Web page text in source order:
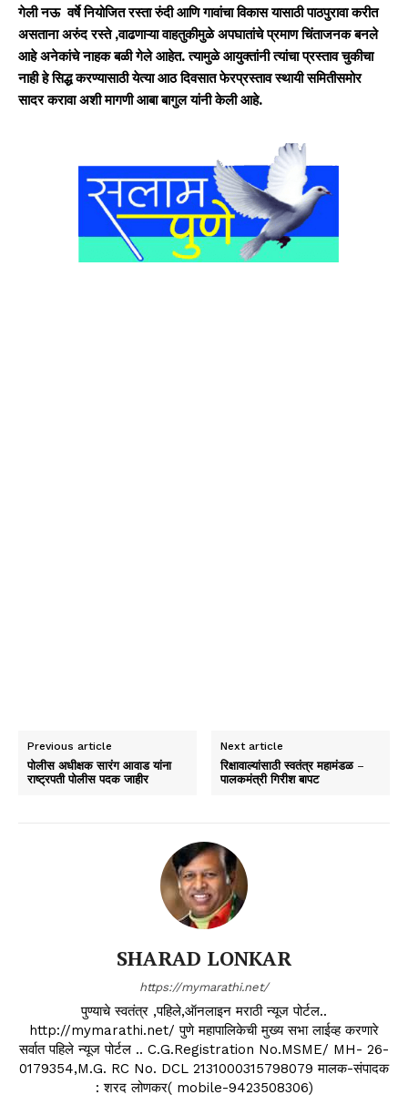
गेली नऊ वर्षे नियोजित रस्ता रुंदी आणि गावांचा विकास यासाठी पाठपुरावा करीत
असताना अरुंद रस्ते ,वाढणाऱ्या वाहतुकीमुळे अपघातांचे प्रमाण चिंताजनक बनले
आहे अनेकांचे नाहक बळी गेले आहेत. त्यामुळे आयुक्तांनी त्यांचा प्रस्ताव चुकीचा
नाही हे सिद्ध करण्यासाठी येत्या आठ दिवसात फेरप्रस्ताव स्थायी समितीसमोर
सादर करावा अशी मागणी आबा बागुल यांनी केली आहे.
Previous article
पोलीस अधीक्षक सारंग आवाड यांना
राष्ट्रपती पोलीस पदक जाहीर
Next article
रिक्षावाल्यांसाठी स्वतंत्र महामंडळ –
पालकमंत्री गिरीश बापट
SHARAD LONKAR
https://mymarathi.net/
पुण्याचे स्वतंत्र ,पहिले,ऑनलाइन मराठी न्यूज पोर्टल..
http://mymarathi.net/ पुणे महापालिकेची मुख्य सभा लाईव्ह करणारे
सर्वात पहिले न्यूज पोर्टल .. C.G.Registration No.MSME/ MH- 26-
0179354,M.G. RC No. DCL 2131000315798079 मालक-संपादक
: शरद लोणकर( mobile-9423508306)